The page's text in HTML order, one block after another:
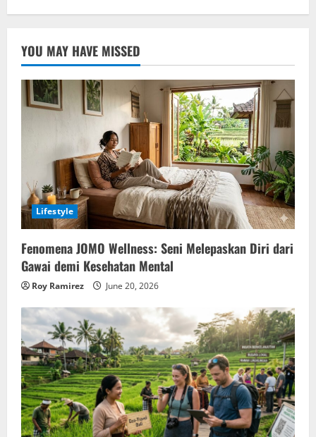
YOU MAY HAVE MISSED
Lifestyle
Fenomena JOMO Wellness: Seni Melepaskan Diri dari
Gawai demi Kesehatan Mental
Roy Ramirez June 20, 2026